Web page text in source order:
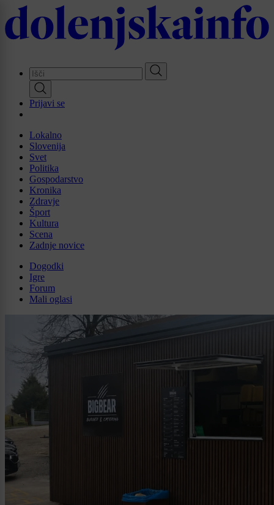
Skip
to
main
Prijavi se
Lokalno
Slovenija
Svet
Politika
Gospodarstvo
Kronika
Zdravje
Šport
Kultura
Scena
Zadnje novice
Dogodki
Igre
Forum
Mali oglasi